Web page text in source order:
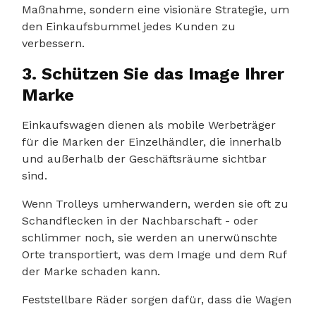
Maßnahme, sondern eine visionäre Strategie, um
den Einkaufsbummel jedes Kunden zu
verbessern.
3. Schützen Sie das Image Ihrer
Marke
Einkaufswagen dienen als mobile Werbeträger
für die Marken der Einzelhändler, die innerhalb
und außerhalb der Geschäftsräume sichtbar
sind.
Wenn Trolleys umherwandern, werden sie oft zu
Schandflecken in der Nachbarschaft - oder
schlimmer noch, sie werden an unerwünschte
Orte transportiert, was dem Image und dem Ruf
der Marke schaden kann.
Feststellbare Räder sorgen dafür, dass die Wagen